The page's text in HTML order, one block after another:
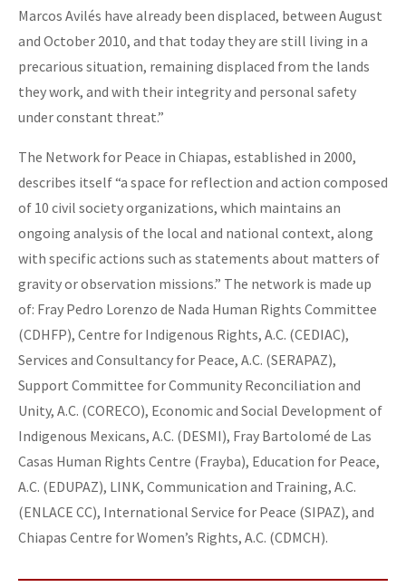
Marcos Avilés have already been displaced, between August
and October 2010, and that today they are still living in a
precarious situation, remaining displaced from the lands
they work, and with their integrity and personal safety
under constant threat.”
The Network for Peace in Chiapas, established in 2000,
describes itself “a space for reflection and action composed
of 10 civil society organizations, which maintains an
ongoing analysis of the local and national context, along
with specific actions such as statements about matters of
gravity or observation missions.” The network is made up
of: Fray Pedro Lorenzo de Nada Human Rights Committee
(CDHFP), Centre for Indigenous Rights, A.C. (CEDIAC),
Services and Consultancy for Peace, A.C. (SERAPAZ),
Support Committee for Community Reconciliation and
Unity, A.C. (CORECO), Economic and Social Development of
Indigenous Mexicans, A.C. (DESMI), Fray Bartolomé de Las
Casas Human Rights Centre (Frayba), Education for Peace,
A.C. (EDUPAZ), LINK, Communication and Training, A.C.
(ENLACE CC), International Service for Peace (SIPAZ), and
Chiapas Centre for Women’s Rights, A.C. (CDMCH).